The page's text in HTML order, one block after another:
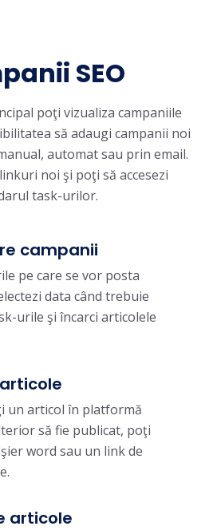
SEO
poţi vizualiza campaniile
să adaugi campanii noi
automat sau prin email.
noi şi poţi să accesezi
task-urilor.
campanii
pe care se vor posta
data când trebuie
urile şi încarci articolele
un articol în platformă
să fie publicat, poţi
word sau un link de
articole